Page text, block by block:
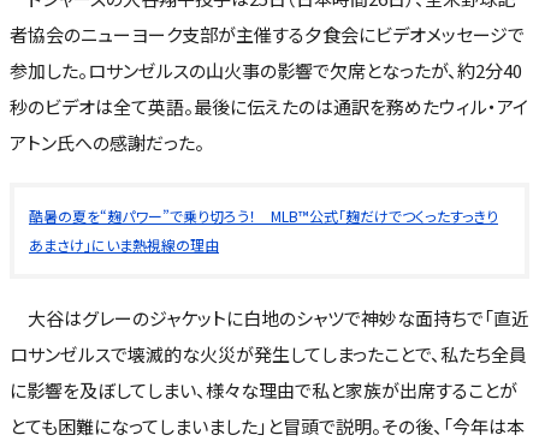
者協会のニューヨーク支部が主催する夕食会にビデオメッセージで
参加した。ロサンゼルスの山火事の影響で欠席となったが、約2分40
秒のビデオは全て英語。最後に伝えたのは通訳を務めたウィル・アイ
アトン氏への感謝だった。
酷暑の夏を“麹パワー”で乗り切ろう！ MLB™公式「麹だけでつくったすっきり
あまさけ」にいま熱視線の理由
大谷はグレーのジャケットに白地のシャツで神妙な面持ちで「直近
ロサンゼルスで壊滅的な火災が発生してしまったことで、私たち全員
に影響を及ぼしてしまい、様々な理由で私と家族が出席することが
とても困難になってしまいました」と冒頭で説明。その後、「今年は本